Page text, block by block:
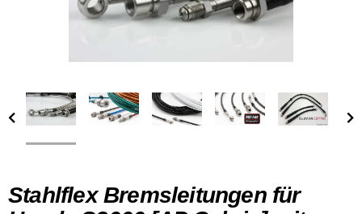
Stahlflex Bremsleitungen für